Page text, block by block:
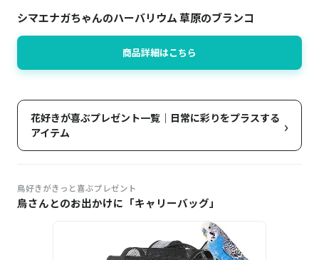
シマエナガちゃんのハーバリウム 草原のブランコ
商品詳細はこちら
花好きが喜ぶプレゼント一覧｜日常に彩りをプラスする
アイテム
›
鳥好きがきっと喜ぶプレゼント
鳥さんとのお出かけに「キャリーバッグ」